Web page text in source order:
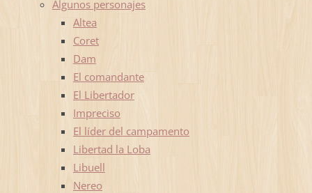
Algunos personajes
Altea
Coret
Dam
El comandante
El Libertador
Impreciso
El líder del campamento
Libertad la Loba
Libuell
Nereo